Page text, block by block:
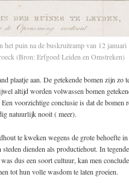
puin na de buskruitramp van 12 januari
(Bron: Erfgoed Leiden en Omstreken)
plaatje aan. De getekende bomen zijn zo
altijd worden volwassen bomen
voorzichtige conclusie is dat de bomen
natuurlijk nooit ( meer).
te kweken wegens de grote behoefte
dienden als productiehout. In
dus een soort cultuur, kan men
tot hun volle wasdom te laten groeien.